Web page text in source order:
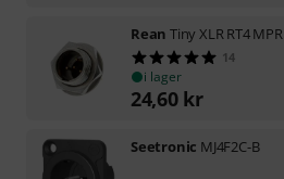
Rean Tiny XLR RT4 MPR
14
i lager
24,60 kr
Seetronic MJ4F2C-B